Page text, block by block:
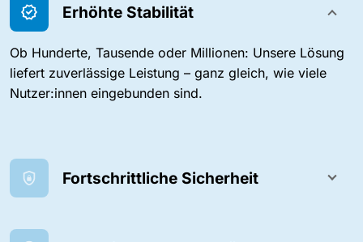
Erhöhte Stabilität
Ob Hunderte, Tausende oder Millionen: Unsere Lösung
liefert zuverlässige Leistung – ganz gleich, wie viele
Nutzer:innen eingebunden sind.
Fortschrittliche Sicherheit